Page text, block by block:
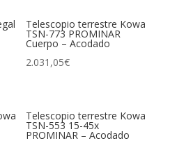
Telescopio terrestre Kowa
TSN-773 PROMINAR
Cuerpo – Acodado
2.031,05€
Telescopio terrestre Kowa
TSN-553 15-45x
PROMINAR – Acodado